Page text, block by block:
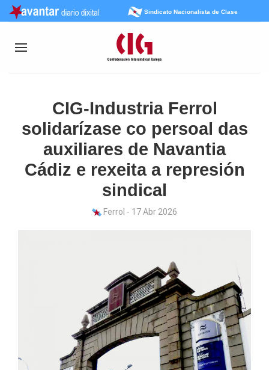
Sindicato Nacionalista de Clase
CIG-Industria Ferrol
solidarízase co persoal das
auxiliares de Navantia
Cádiz e rexeita a represión
sindical
Ferrol - 17 Abr 2026